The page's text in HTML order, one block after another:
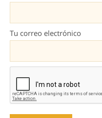
Tu correo electrónico